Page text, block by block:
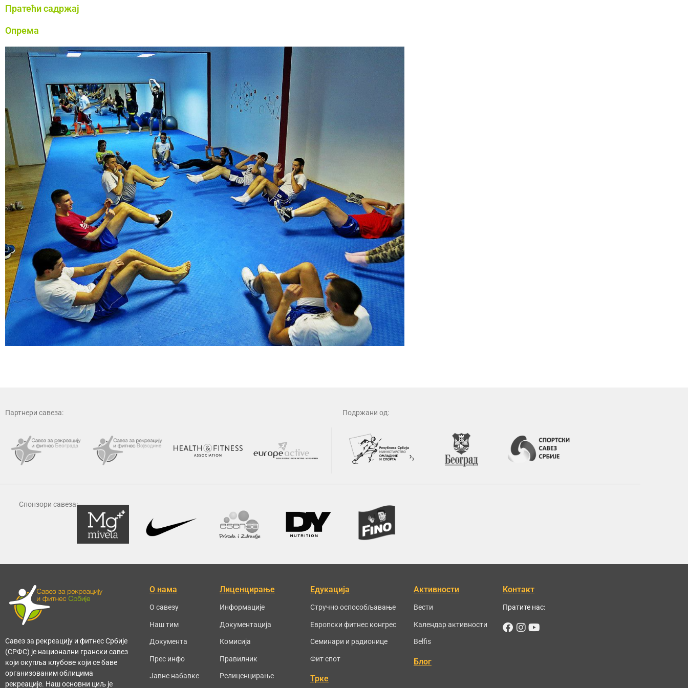
Пратећи садржај
Опрема
Партнери савеза: Подржани од:
Спонзори савеза:
Савез за рекреацију и фитнес Србије
(СРФС) је национални грански савез
који окупља клубове који се баве
организованим облицима
рекреације. Наш основни циљ је
О нама
О савезу
Наш тим
Документа
Прес инфо
Јавне набавке
Лиценцирање
Информације
Документација
Комисија
Правилник
Релиценцирање
Едукација
Стручно оспособљавање
Европски фитнес конгрес
Семинари и радионице
Фит спот
Трке
Активности
Вести
Календар активности
Belfis
Блог
Контакт
Пратите нас:
Facebook
Instagram
Youtube